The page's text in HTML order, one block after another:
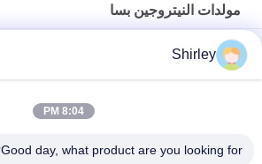
مولدات النيتروجين بسا
النقاء وتوفير 90% من التكاليف
Shirley
8:04 PM
Good day, what product are you looking for?